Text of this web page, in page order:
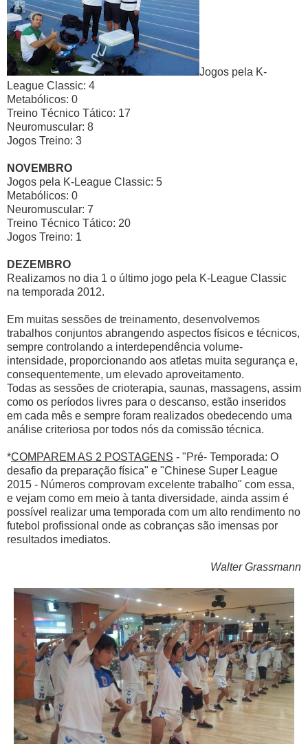
Jogos pela K-
League Classic: 4
Metabólicos: 0
Treino Técnico Tático: 17
Neuromuscular: 8
Jogos Treino: 3
NOVEMBRO
Jogos pela K-League Classic: 5
Metabólicos: 0
Neuromuscular: 7
Treino Técnico Tático: 20
Jogos Treino: 1
DEZEMBRO
Realizamos no dia 1 o último jogo pela K-League Classic
na temporada 2012.
Em muitas sessões de treinamento, desenvolvemos
trabalhos conjuntos abrangendo aspectos físicos e técnicos,
sempre controlando a interdependência volume-
intensidade, proporcionando aos atletas muita segurança e,
consequentemente, um elevado aproveitamento.
Todas as sessões de crioterapia, saunas, massagens, assim
como os períodos livres para o descanso, estão inseridos
em cada mês e sempre foram realizados obedecendo uma
análise criteriosa por todos nós da comissão técnica.
*COMPAREM AS 2 POSTAGENS - "Pré- Temporada: O
desafio da preparação física" e "Chinese Super League
2015 - Números comprovam excelente trabalho" com essa,
e vejam como em meio à tanta diversidade, ainda assim é
possível realizar uma temporada com um alto rendimento no
futebol profissional onde as cobranças são imensas por
resultados imediatos.
Walter Grassmann